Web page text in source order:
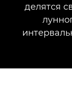
делятся